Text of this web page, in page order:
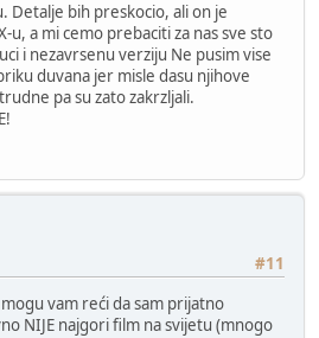
Detalje bih preskocio, ali on je
u, a mi cemo prebaciti za nas sve sto
i nezavrsenu verziju Ne pusim vise
duvana jer misle dasu njihove
pa su zato zakrzljali.
#11
vam reći da sam prijatno
NIJE najgori film na svijetu (mnogo